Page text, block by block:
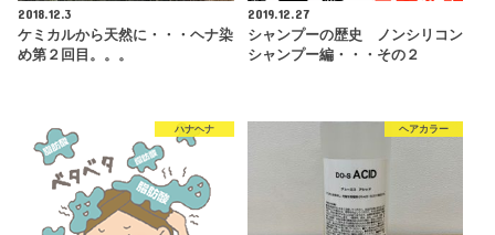
2018.12.3
ケミカルから天然に・・・ヘナ染
め第２回目。。。
2019.12.27
シャンプーの歴史 ノンシリコン
シャンプー編・・・その２
ハナヘナ ヘアカラー